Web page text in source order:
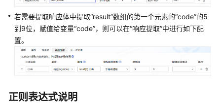
用
例
用
流
创
若需要提取响应体中提取“result”数组的第一个元素的“code”的5
到9位，赋值给变量“code”，则可以在“响应提取”中进行如下配
置。
正则表达式说明